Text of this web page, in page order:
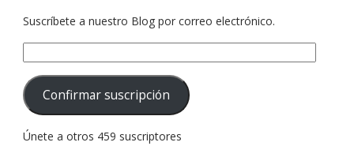
Suscríbete a nuestro Blog por correo electrónico.
de
correo
electrónico:
Confirmar suscripción
Únete a otros 459 suscriptores